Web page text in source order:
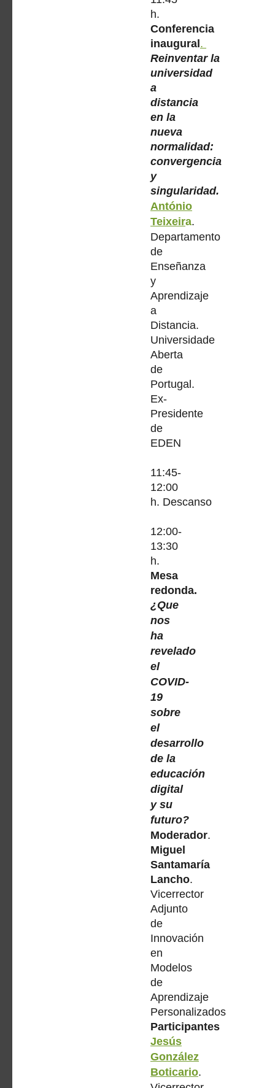
h.
Conferencia
inaugural .
Reinventar la
universidad
a
distancia
en la
nueva
normalidad:
convergencia
y
singularidad.
António
Teixeira.
Departamento
de
Enseñanza
y
Aprendizaje
a
Distancia.
Universidade
Aberta
de
Portugal.
Ex-
Presidente
de
EDEN
11:45-
12:00
h. Descanso
12:00-
13:30
h.
Mesa
redonda.
¿Que
nos
ha
revelado
el
COVID-
19
sobre
el
desarrollo
de la
educación
digital
y su
futuro?
Moderador.
Miguel
Santamaría
Lancho.
Vicerrector
Adjunto
de
Innovación
en
Modelos
de
Aprendizaje
Personalizados
Participantes
Jesús
González
Boticario.